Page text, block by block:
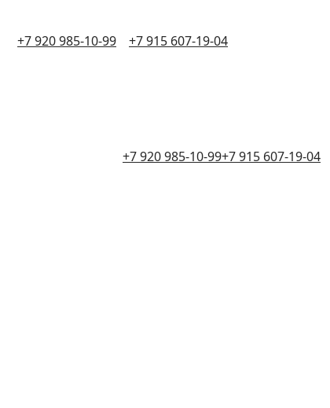
+7 920 985-10-99 +7 915 607-19-04
+7 920 985-10-99+7 915 607-19-04